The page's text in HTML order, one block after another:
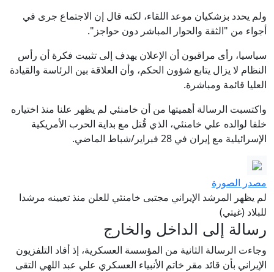
ولم يحدد بزشكيان موعد اللقاء، لكنه قال إن الاجتماع جرى في
أجواء من "الثقة والحوار المباشر دون حواجز".
سياسيا، رأى مراقبون أن الإعلان يهدف إلى تثبيت فكرة أن رأس
النظام لا يزال يتابع شؤون الحكم، وأن العلاقة بين الرئاسة والقيادة
العليا قائمة ومباشرة.
واكتسبت الرسالة أهميتها من أن خامنئي لم يظهر علنا منذ اختياره
خلفا لوالده علي خامنئي، الذي قُتل مع بداية الحرب الأمريكية
الإسرائيلية مع إيران في 28 فبراير/شباط الماضي.
مصدر الصورة
لم يظهر المرشد الإيراني مجتبى خامنئي للعلن منذ تعيينه مرشدا
للبلاد (غيتي)
رسالة إلى الداخل والخارج
وجاءت الرسالة الثانية من المؤسسة العسكرية، إذ أفاد التلفزيون
الإيراني بأن قائد مقر خاتم الأنبياء العسكري علي عبد اللهي التقى